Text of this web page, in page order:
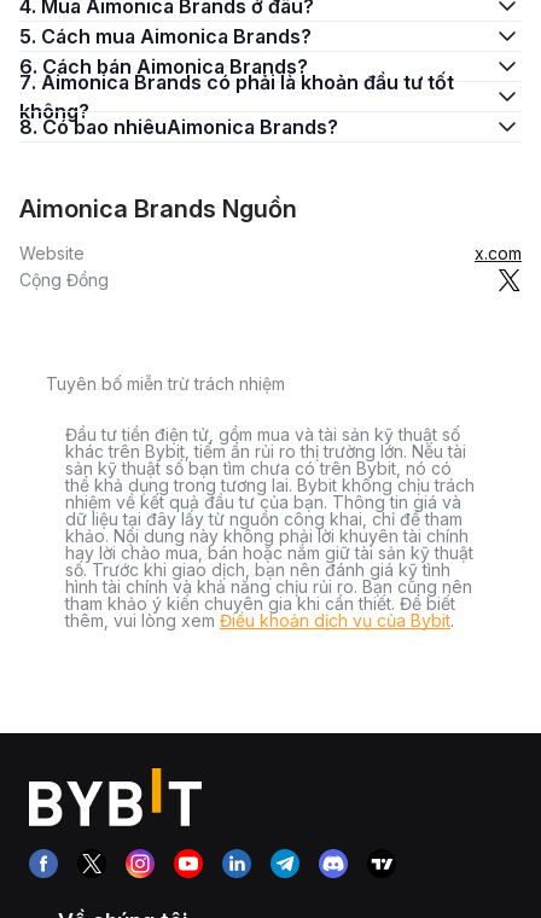
4. Mua Aimonica Brands ở đâu?
5. Cách mua Aimonica Brands?
6. Cách bán Aimonica Brands?
7. Aimonica Brands có phải là khoản đầu tư tốt
không?
8. Có bao nhiêuAimonica Brands?
Aimonica Brands Nguồn
Website
x.com
Cộng Đồng
Tuyên bố miễn trừ trách nhiệm
Đầu tư tiền điện tử, gồm mua và tài sản kỹ thuật số
khác trên Bybit, tiềm ẩn rủi ro thị trường lớn. Nếu tài
sản kỹ thuật số bạn tìm chưa có trên Bybit, nó có
thể khả dụng trong tương lai. Bybit không chịu trách
nhiệm về kết quả đầu tư của bạn. Thông tin giá và
dữ liệu tại đây lấy từ nguồn công khai, chỉ để tham
khảo. Nội dung này không phải lời khuyên tài chính
hay lời chào mua, bán hoặc nắm giữ tài sản kỹ thuật
số. Trước khi giao dịch, bạn nên đánh giá kỹ tình
hình tài chính và khả năng chịu rủi ro. Bạn cũng nên
tham khảo ý kiến chuyên gia khi cần thiết. Để biết
thêm, vui lòng xem Điều khoản dịch vụ của Bybit.